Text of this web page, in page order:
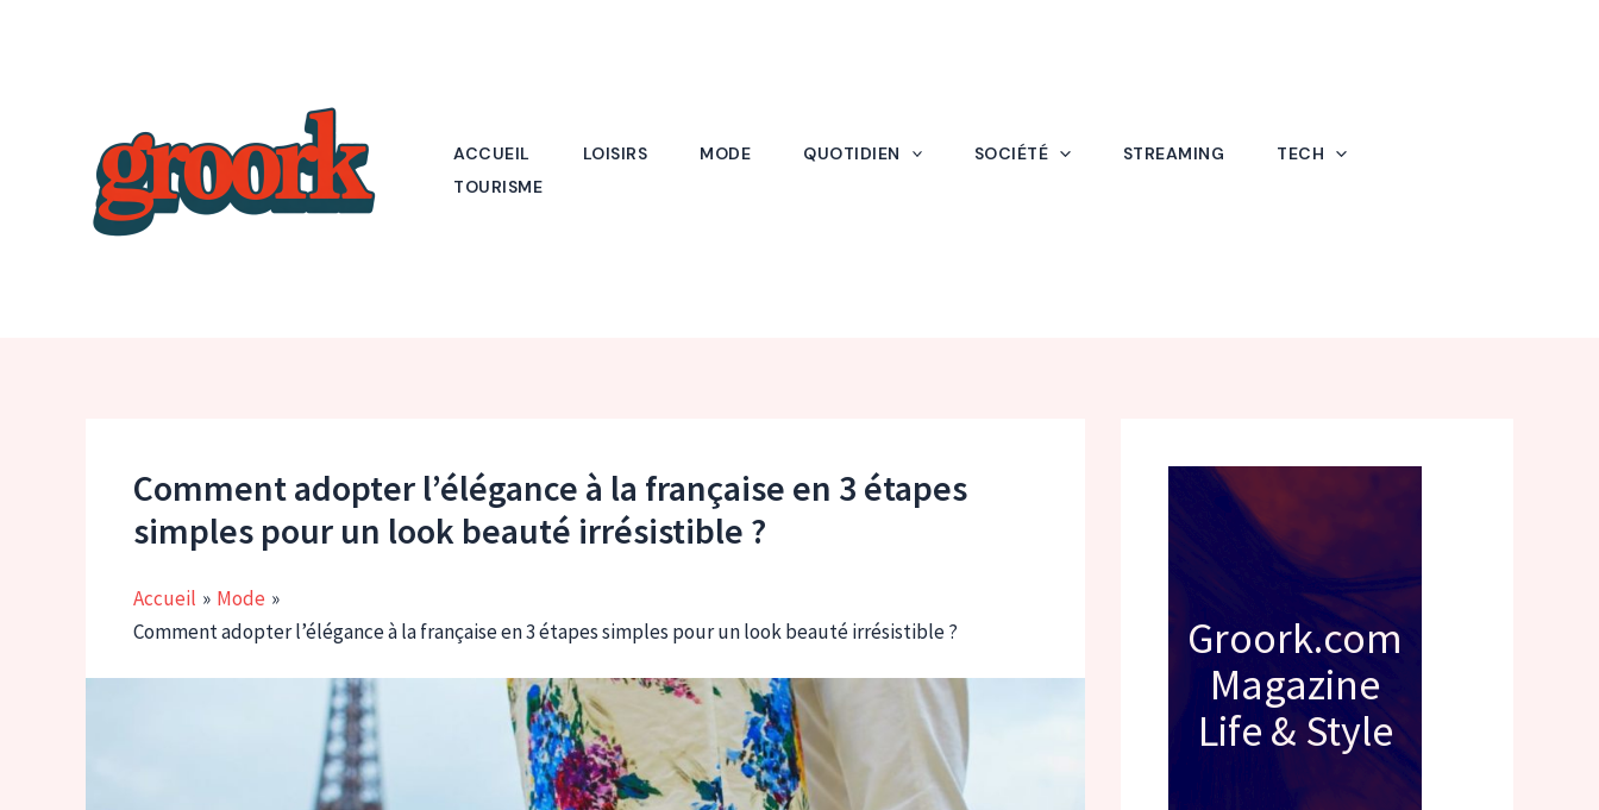
ACCUEIL LOISIRS MODE QUOTIDIEN SOCIÉTÉ STREAMING
TECH
TOURISME
Comment adopter l’élégance à la française en 3 étapes
simples pour un look beauté irrésistible ?
Accueil
Mode
Comment adopter l’élégance à la française en 3 étapes simples pour un look beauté irrésistible ?
Groork.com
Magazine
Life & Style